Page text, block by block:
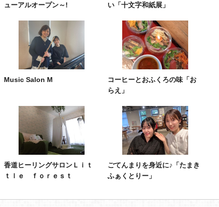
ューアルオープン～!
い「十文字和紙展」
Music Salon M
コーヒーとおふくろの味「お
らえ」
香道ヒーリングサロンＬｉｔ
ｔｌｅ ｆｏｒｅｓｔ
ごてんまりを身近に♪「たまき
ふぁくとりー」